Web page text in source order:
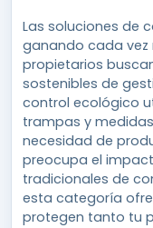
Las soluciones de
ganando cada
propietarios
sostenibles de
control ecológico
trampas y
necesidad de
preocupa el
tradicionales de
esta categoría
protegen tanto tu